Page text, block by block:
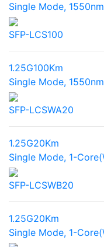
Single Mode,
SFP-LCS100
1.25G100Km
Single Mode,
SFP-LCSWA20
1.25G20Km
Single Mode, 1-
SFP-LCSWB20
1.25G20Km
Single Mode, 1-